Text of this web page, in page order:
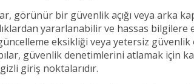
görünür bir güvenlik açığı veya arka
yararlanabilir ve hassas bilgilere
eksikliği veya yetersiz
güvenlik denetimlerini atlamak için
giriş noktalarıdır.